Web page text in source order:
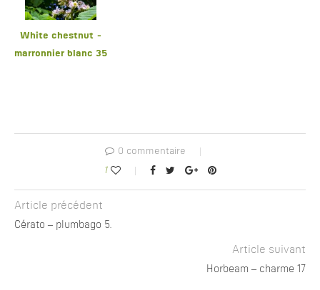
White chestnut -
marronnier blanc 35
0 commentaire
1
Article précédent
Cérato – plumbago 5.
Article suivant
Horbeam – charme 17